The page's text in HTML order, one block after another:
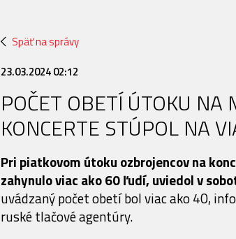
Späť na správy
23.03.2024 02:12
POČET OBETÍ ÚTOKU NA
KONCERTE STÚPOL NA
Pri piatkovom útoku ozbrojencov na
zahynulo viac ako 60 ľudí, uviedol v
uvádzaný počet obetí bol viac ako 40,
ruské tlačové agentúry.